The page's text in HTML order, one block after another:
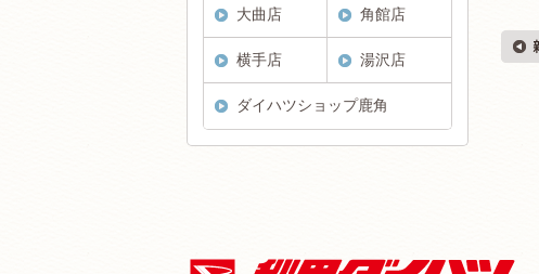
大曲店 角館店
横手店 湯沢店
ダイハツショップ鹿角